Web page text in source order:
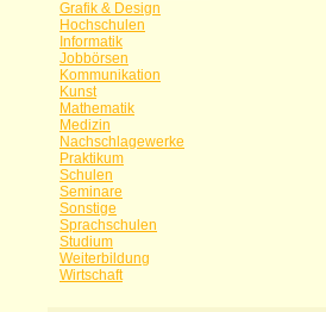
Grafik & Design
Hochschulen
Informatik
Jobbörsen
Kommunikation
Kunst
Mathematik
Medizin
Nachschlagewerke
Praktikum
Schulen
Seminare
Sonstige
Sprachschulen
Studium
Weiterbildung
Wirtschaft